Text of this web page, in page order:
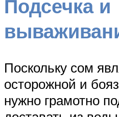
Подсечка и
Поскольку сом
осторожной и
нужно грамотно